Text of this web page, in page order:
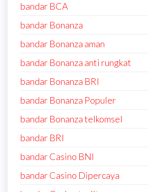
bandar BCA
bandar Bonanza
bandar Bonanza aman
bandar Bonanza anti rungkat
bandar Bonanza BRI
bandar Bonanza Populer
bandar Bonanza telkomsel
bandar BRI
bandar Casino BNI
bandar Casino Dipercaya